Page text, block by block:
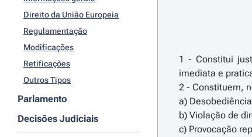
Direito da União Europeia
Regulamentação
Modificações
Retificações
Outros Tipos
Parlamento
Decisões Judiciais
1 - Constitui
imediata e
2 - Constituem,
a)
b) Violação de
c) Provocação